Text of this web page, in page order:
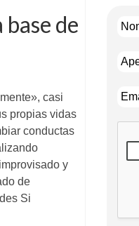
de
casi
propias vidas
conductas
y
de
Si